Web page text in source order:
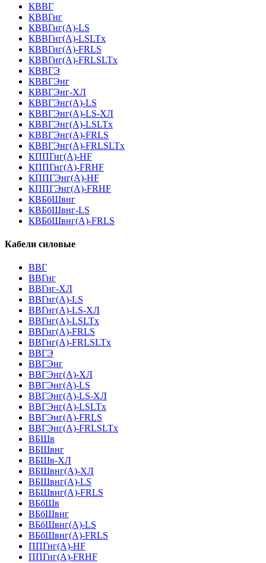
КВВГ
КВВГнг
КВВГнг(А)-LS
КВВГнг(А)-LSLTx
КВВГнг(А)-FRLS
КВВГнг(А)-FRLSLTx
КВВГЭ
КВВГЭнг
КВВГЭнг-ХЛ
КВВГЭнг(А)-LS
КВВГЭнг(А)-LS-ХЛ
КВВГЭнг(А)-LSLTx
КВВГЭнг(А)-FRLS
КВВГЭнг(А)-FRLSLTx
КППГнг(А)-HF
КППГнг(А)-FRHF
КППГЭнг(А)-HF
КППГЭнг(А)-FRHF
КВБбШвнг
КВБбШвнг-LS
КВБбШвнг(А)-FRLS
Кабели силовые
ВВГ
ВВГнг
ВВГнг-ХЛ
ВВГнг(А)-LS
ВВГнг(А)-LS-ХЛ
ВВГнг(А)-LSLTx
ВВГнг(А)-FRLS
ВВГнг(А)-FRLSLTx
ВВГЭ
ВВГЭнг
ВВГЭнг(A)-ХЛ
ВВГЭнг(А)-LS
ВВГЭнг(А)-LS-ХЛ
ВВГЭнг(А)-LSLTx
ВВГЭнг(А)-FRLS
ВВГЭнг(А)-FRLSLTx
ВБШв
ВБШвнг
ВБШв-ХЛ
ВБШвнг(A)-ХЛ
ВБШвнг(A)-LS
ВБШвнг(A)-FRLS
ВБбШв
ВБбШвнг
ВБбШвнг(A)-LS
ВБбШвнг(A)-FRLS
ППГнг(А)-HF
ППГнг(А)-FRHF